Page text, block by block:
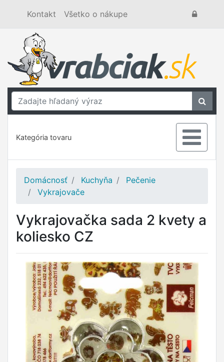
Kontakt Všetko o nákupe
Kategória tovaru
Domácnosť Kuchyňa
Pečenie
Vykrajovače
Vykrajovačka sada 2 kvety a
koliesko CZ